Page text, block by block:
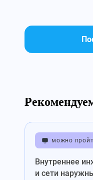
можно
Внутреннее
и сети